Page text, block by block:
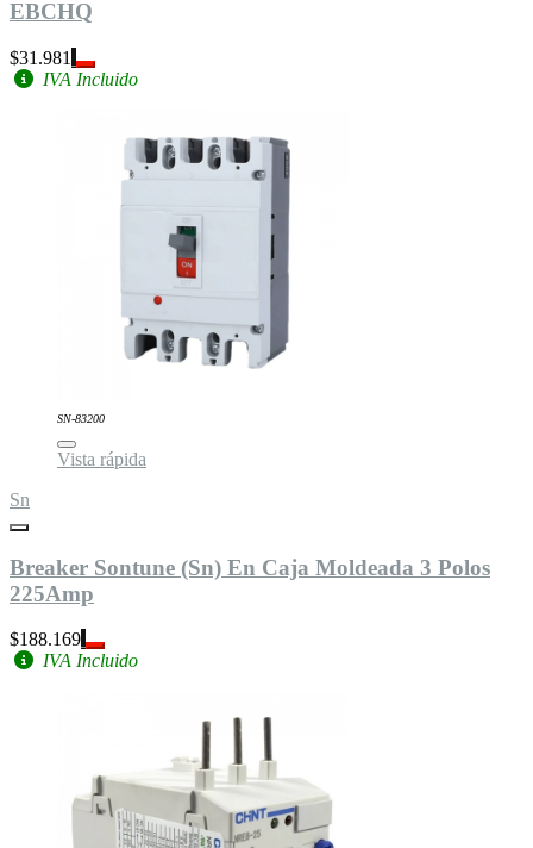
EBCHQ
$31.981
IVA Incluido
SN-83200
Vista rápida
Sn
Breaker Sontune (Sn) En Caja Moldeada 3 Polos
225Amp
$188.169
IVA Incluido